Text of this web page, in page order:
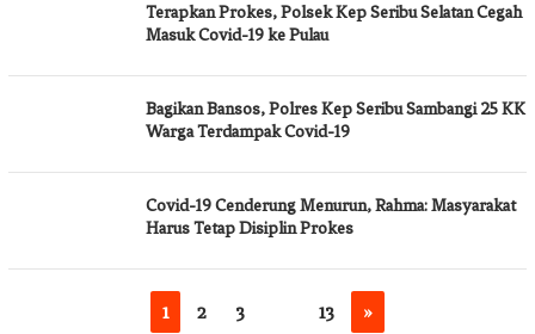
Terapkan Prokes, Polsek Kep Seribu Selatan Cegah
Masuk Covid-19 ke Pulau
Bagikan Bansos, Polres Kep Seribu Sambangi 25 KK
Warga Terdampak Covid-19
Covid-19 Cenderung Menurun, Rahma: Masyarakat
Harus Tetap Disiplin Prokes
1 2 3 13 »